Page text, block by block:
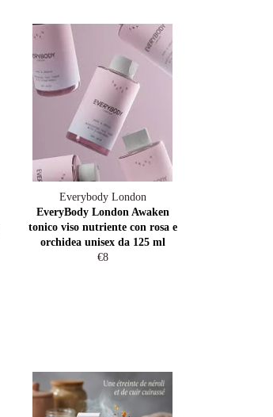
Everybody London
EveryBody London Awaken
tonico viso nutriente con rosa e
orchidea unisex da 125 ml
Regular
€8